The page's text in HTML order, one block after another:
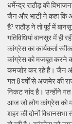
धर्मेन्द्र राठौड़ की
जैन और भाटी ने कहा कि
हैै? राठौड़ ने तो पूर्व में
गतिविधियां बानसूर में
कांग्रेस का कार्यकर्ता
कांग्रेस को मजबूत करने
कमजोर कर रहे हैं। जैन और
गत 8 वर्षों से अजमेर की
निकट नांद है। उन्होंने
आज जो लोग कांग्रेस को
शहर की दोनों विधानसभा